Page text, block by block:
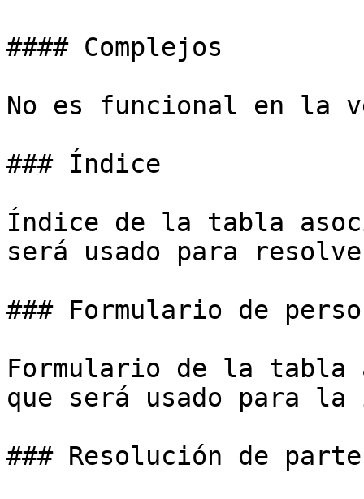
#### Complejos
No es funcional en la
### Índice
Índice de la tabla
será usado para
### Formulario de
Formulario de la tabla
que será usado para
### Resolución de